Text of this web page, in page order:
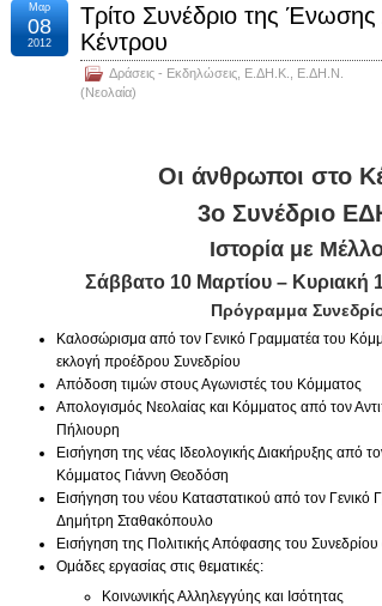
Τρίτο Συνέδριο της Ένωσης
Κέντρου
Δράσεις - Εκδηλώσεις Ε.ΔΗ.Κ.
Ε.ΔΗ.Ν.
(Νεολαία)
Μαρ
08
2012
Οι άνθρωποι στο
3ο Συνέδριο
Ιστορία με
Σάββατο 10 Μαρτίου – Κυριακή
Πρόγραμμα
Καλοσώρισμα από τον Γενικό Γραμματέα του
εκλογή προέδρου Συνεδρίου
Απόδοση τιμών στους Αγωνιστές του Κόμματος
Απολογισμός Νεολαίας και Κόμματος από τον
Πήλιουρη
Εισήγηση της νέας Ιδεολογικής Διακήρυξης από
Κόμματος Γιάννη Θεοδόση
Εισήγηση του νέου Καταστατικού από τον Γενικό
Δημήτρη Σταθακόπουλο
Εισήγηση της Πολιτικής Απόφασης του
Oμάδες εργασίας στις θεματικές:
Κοινωνικής Αλληλεγγύης και Ισότητας